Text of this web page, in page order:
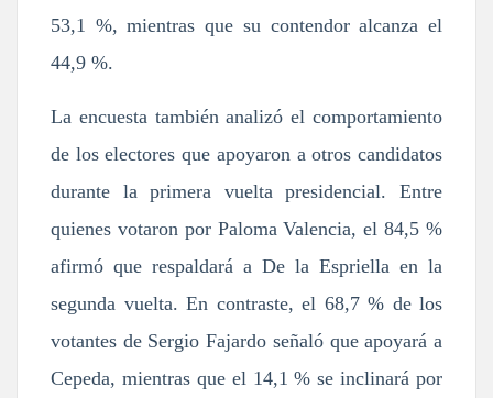
53,1 %, mientras que su contendor alcanza el
44,9 %.
La encuesta también analizó el comportamiento
de los electores que apoyaron a otros candidatos
durante la primera vuelta presidencial. Entre
quienes votaron por Paloma Valencia, el 84,5 %
afirmó que respaldará a De la Espriella en la
segunda vuelta. En contraste, el 68,7 % de los
votantes de Sergio Fajardo señaló que apoyará a
Cepeda, mientras que el 14,1 % se inclinará por